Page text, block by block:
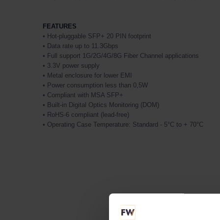
FEATURES
• Hot-pluggable SFP+ 20 PIN footprint
• Data rate up to 11.3Gbps
• Full support 1G/2G/4G/8G Fiber Channel applications
• 3.3V power supply
• Metal enclosure for lower EMI
• Power consumption less than 0,5W
• Compliant with MSA SFP+
• Built-in Digital Optics Monitoring (DOM)
• RoHS-6 compliant (lead-free)
• Operating Case Temperature: Standard - 5°C to + 70°C